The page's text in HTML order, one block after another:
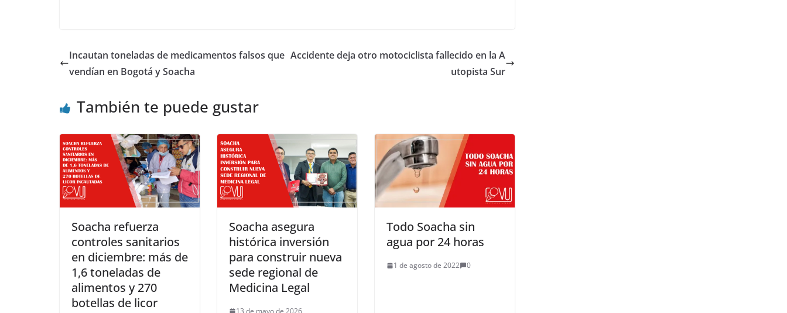
Incautan toneladas de medicamentos falsos que
vendían en Bogotá y Soacha
Accidente deja otro motociclista fallecido en la A
utopista Sur
También te puede gustar
Soacha refuerza
controles sanitarios
en diciembre: más de
1,6 toneladas de
alimentos y 270
botellas de licor
Soacha asegura
histórica inversión
para construir nueva
sede regional de
Medicina Legal
Todo Soacha sin
agua por 24 horas
1 de agosto de 2022 0